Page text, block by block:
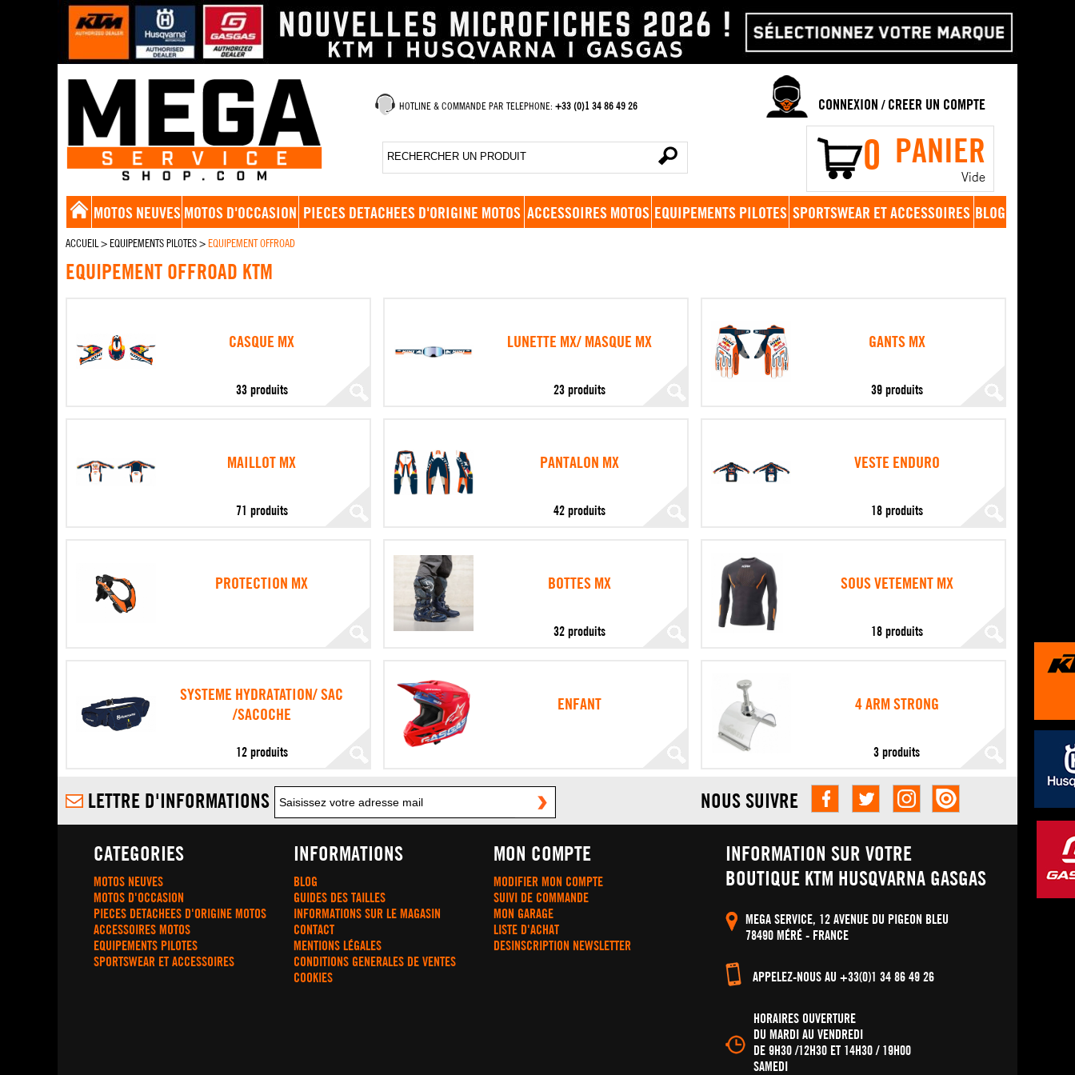
HOTLINE & COMMANDE PAR TELEPHONE: +33 (0)1 34 86 49 26 CONNEXION/ CREER UN COMPTE
0 PANIER
Vide
MOTOS NEUVES MOTOS D'OCCASION PIECES DETACHEES D'ORIGINE MOTOS ACCESSOIRES MOTOS EQUIPEMENTS PILOTES SPORTSWEAR ET ACCESSOIRES BLOG
ACCUEIL> EQUIPEMENTS PILOTES> EQUIPEMENT OFFROAD
EQUIPEMENT OFFROAD KTM
CASQUE MX
33 produits
LUNETTE MX/ MASQUE MX
23 produits
GANTS MX
39 produits
MAILLOT MX
71 produits
PANTALON MX
42 produits
VESTE ENDURO
18 produits
PROTECTION MX BOTTES MX
32 produits
SOUS VETEMENT MX
18 produits
SYSTEME HYDRATATION/ SAC
/SACOCHE
12 produits
ENFANT 4 ARM STRONG
3 produits
LETTRE D'INFORMATIONS NOUS SUIVRE
CATEGORIES
MOTOS NEUVES
MOTOS D'OCCASION
PIECES DETACHEES D'ORIGINE MOTOS
ACCESSOIRES MOTOS
EQUIPEMENTS PILOTES
SPORTSWEAR ET ACCESSOIRES
INFORMATIONS
BLOG
GUIDES DES TAILLES
INFORMATIONS SUR LE MAGASIN
CONTACT
MENTIONS LÉGALES
CONDITIONS GENERALES DE VENTES
COOKIES
MON COMPTE
MODIFIER MON COMPTE
SUIVI DE COMMANDE
MON GARAGE
LISTE D'ACHAT
DESINSCRIPTION NEWSLETTER
INFORMATION SUR VOTRE
BOUTIQUE KTM HUSQVARNA GASGAS
MEGA SERVICE, 12 AVENUE DU PIGEON BLEU
78490 MÉRÉ - FRANCE
APPELEZ-NOUS AU +33(0)1 34 86 49 26
HORAIRES OUVERTURE
DU MARDI AU VENDREDI
DE 9H30 /12H30 ET 14H30 / 19H00
SAMEDI